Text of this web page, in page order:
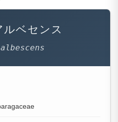
ルベセンス